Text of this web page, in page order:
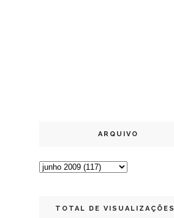
ARQUIVO
TOTAL DE VISUALIZAÇÕES